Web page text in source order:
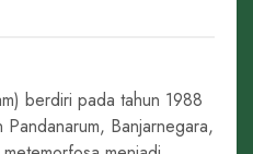
berdiri pada tahun 1988
Banjarnegara,